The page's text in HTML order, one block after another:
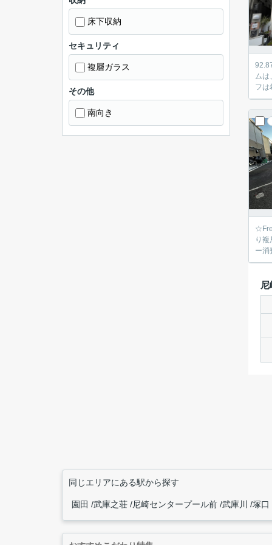
ムは
フは
り
ー消
床下収納
セキュリティ
複層ガラス
その他
南向き
同じエリアにある駅から探す
園田 武庫之荘 尼崎センタープール前 武庫川 塚口